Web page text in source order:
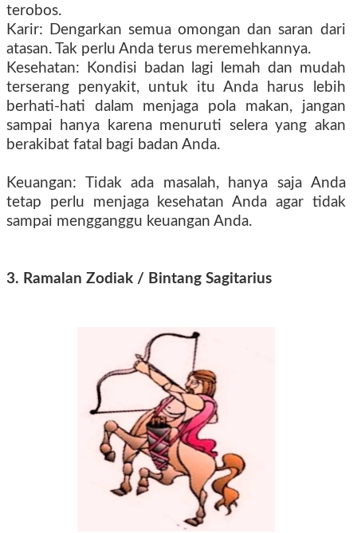
terobos.
Karir: Dengarkan semua omongan dan saran dari
atasan. Tak perlu Anda terus meremehkannya.
Kesehatan: Kondisi badan lagi lemah dan mudah
terserang penyakit, untuk itu Anda harus lebih
berhati-hati dalam menjaga pola makan, jangan
sampai hanya karena menuruti selera yang akan
berakibat fatal bagi badan Anda.
Keuangan: Tidak ada masalah, hanya saja Anda
tetap perlu menjaga kesehatan Anda agar tidak
sampai mengganggu keuangan Anda.
3. Ramalan Zodiak / Bintang Sagitarius